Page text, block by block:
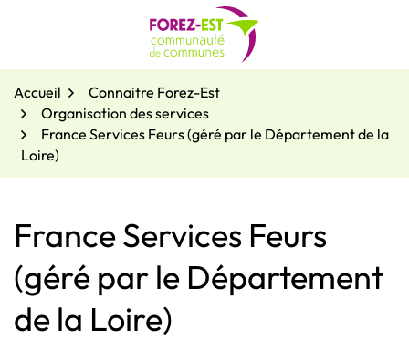
Accueil
Connaitre Forez-Est
Organisation des services
France Services Feurs (géré par le Département de la
Loire)
France Services Feurs
(géré par le Département
de la Loire)